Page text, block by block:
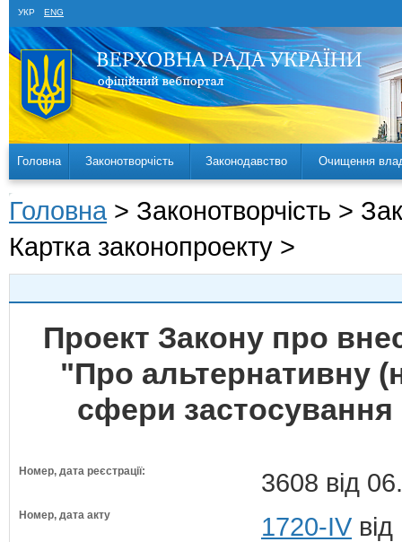
УКР ENG
Головна Законотворчість Законодавство Очищення
Головна > Законотворчість >
Картка законопроекту >
Проект Закону про
"Про альтернативну
сфери застосування
Номер, дата реєстрації: 3608 від
Номер, дата акту 1720-IV